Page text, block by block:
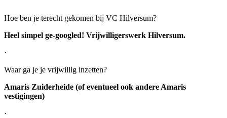
Hoe ben je terecht gekomen bij VC Hilversum?
Heel simpel ge-googled! Vrijwilligerswerk Hilversum.
·
Waar ga je je vrijwillig inzetten?
Amaris Zuiderheide (of eventueel ook andere Amaris
vestigingen)
·